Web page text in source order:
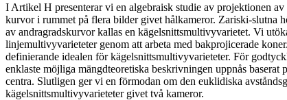
I Artikel H presenterar vi en algebraisk studie av projektionen
kurvor i rummet på flera bilder givet hålkameror. Zariski-slutna
av andragradskurvor kallas en kägelsnittsmultivyvarietet. Vi
linjemultivyvarieteter genom att arbeta med bakprojicerade
definierande idealen för kägelsnittsmultivyvarieteter. För
enklaste möjliga mängdteoretiska beskrivningen uppnås baserat
centra. Slutligen ger vi en förmodan om den euklidiska
kägelsnittsmultivyvarieteter givet två kameror.